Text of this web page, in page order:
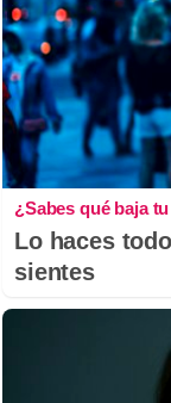
¿Sabes qué baja
Lo haces
sientes